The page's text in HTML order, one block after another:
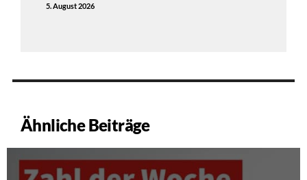
5. August 2026
Ähnliche Beiträge